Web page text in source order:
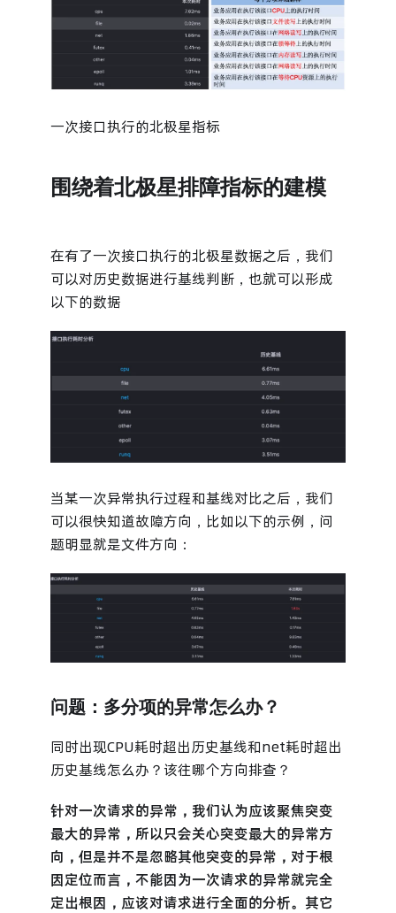
一次接口执行的北极星指标
围绕着北极星排障指标的建模
在有了一次接口执行的北极星数据之后，我们
可以对历史数据进行基线判断，也就可以形成
以下的数据
当某一次异常执行过程和基线对比之后，我们
可以很快知道故障方向，比如以下的示例，问
题明显就是文件方向：
问题：多分项的异常怎么办？
同时出现CPU耗时超出历史基线和net耗时超出
历史基线怎么办？该往哪个方向排查？
针对一次请求的异常，我们认为应该聚焦突变
最大的异常，所以只会关心突变最大的异常方
向，但是并不是忽略其他突变的异常，对于根
因定位而言，不能因为一次请求的异常就完全
定出根因，应该对请求进行全面的分析。其它